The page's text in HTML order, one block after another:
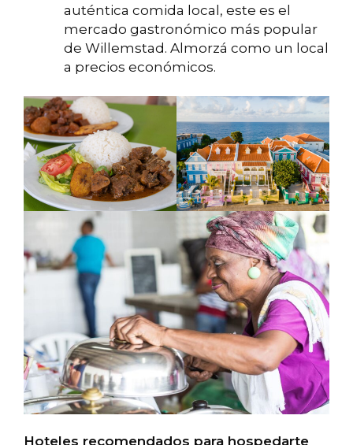
auténtica comida local, este es el
mercado gastronómico más popular
de Willemstad. Almorzá como un local
a precios económicos.
Hoteles recomendados para hospedarte